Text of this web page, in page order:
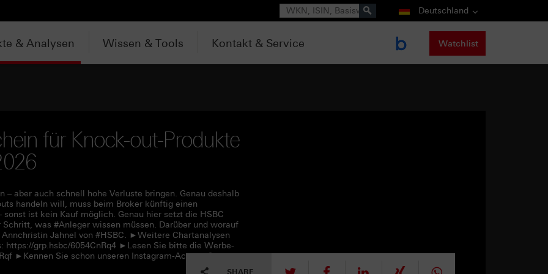
Suche Deutschland
& Analysen Wissen & Tools Kontakt & Service Watchlist
für Knock-out-Produkte
aber auch schnell hohe Verluste bringen. Genau deshalb
handeln will, muss beim Broker künftig einen
ist kein Kauf möglich. Genau hier setzt die HSBC
was #Anleger wissen müssen. Darüber und worauf
Jahnel von #HSBC. ►Weitere Chartanalysen
grp.hsbc/6054CnRq4 ►Lesen Sie bitte die Werbe-
►Kennen Sie schon unseren Instagram-Account?
SHARE tweet mitteilen